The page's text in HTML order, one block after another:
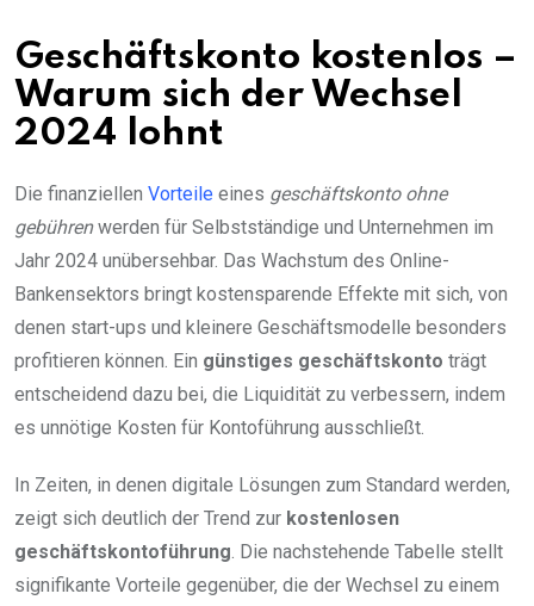
Geschäftskonto kostenlos –
Warum sich der Wechsel
2024 lohnt
Die finanziellen Vorteile eines geschäftskonto ohne
gebührenwerden für Selbstständige und Unternehmen im
Jahr 2024 unübersehbar. Das Wachstum des Online-
Bankensektors bringt kostensparende Effekte mit sich, von
denen start-ups und kleinere Geschäftsmodelle besonders
profitieren können. Ein günstiges geschäftskonto trägt
entscheidend dazu bei, die Liquidität zu verbessern, indem
es unnötige Kosten für Kontoführung ausschließt.
In Zeiten, in denen digitale Lösungen zum Standard werden,
zeigt sich deutlich der Trend zur kostenlosen
geschäftskontoführung. Die nachstehende Tabelle stellt
signifikante Vorteile gegenüber, die der Wechsel zu einem